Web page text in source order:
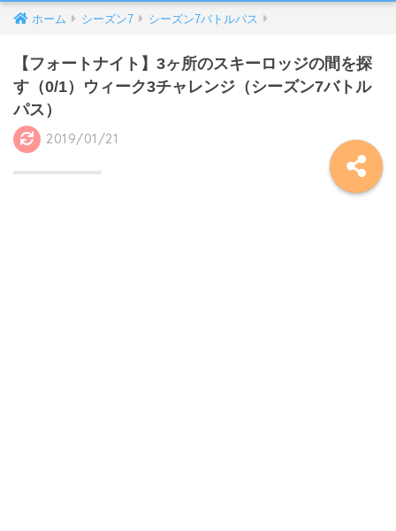
ホーム シーズン7 シーズン7バトルパス
【フォートナイト】3ヶ所のスキーロッジの間を探
す（0/1）ウィーク3チャレンジ（シーズン7バトル
パス）
2019/01/21